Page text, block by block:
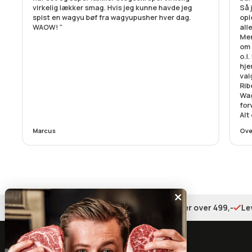
virkelig lækker smag. Hvis jeg kunne havde jeg
spist en wagyu bøf fra wagyupusher hver dag.
WAOW!
Marcus
Så
o.l.
Alt
Ove
Gratis fragt på ordrer over 499,-